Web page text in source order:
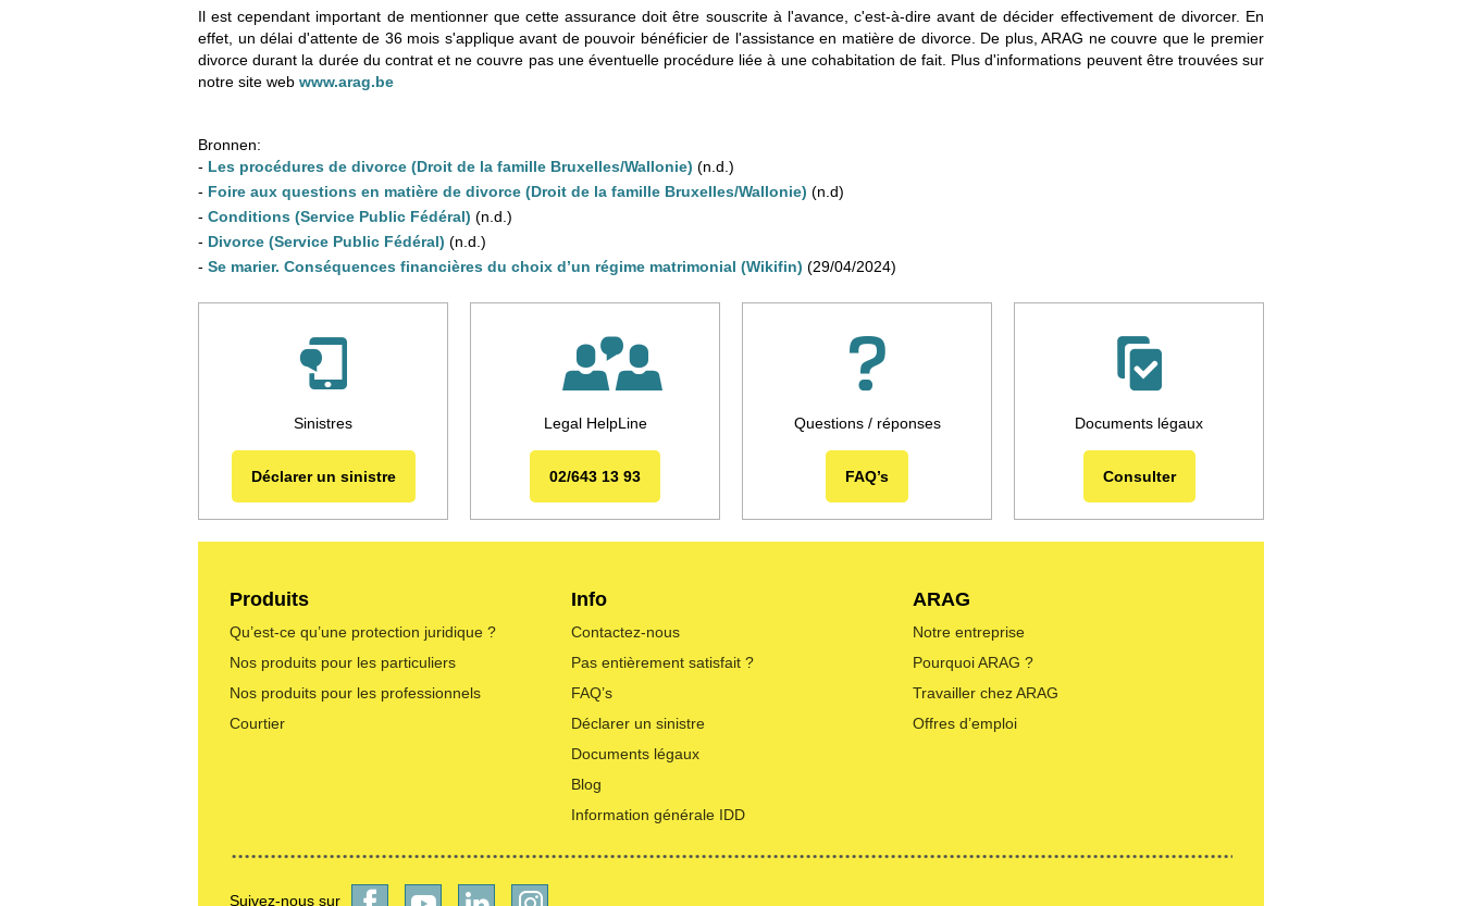
Il est cependant important de mentionner que cette assurance doit être souscrite à l'avance, c'est-à-dire avant de décider effectivement de divorcer. En
effet, un délai d'attente de 36 mois s'applique avant de pouvoir bénéficier de l'assistance en matière de divorce. De plus, ARAG ne couvre que le premier
divorce durant la durée du contrat et ne couvre pas une éventuelle procédure liée à une cohabitation de fait. Plus d'informations peuvent être trouvées sur
notre site web www.arag.be
Bronnen:
- Les procédures de divorce (Droit de la famille Bruxelles/Wallonie) (n.d.)
- Foire aux questions en matière de divorce (Droit de la famille Bruxelles/Wallonie) (n.d)
- Conditions (Service Public Fédéral) (n.d.)
- Divorce (Service Public Fédéral) (n.d.)
- Se marier. Conséquences financières du choix d’un régime matrimonial (Wikifin) (29/04/2024)
Sinistres
Déclarer un sinistre
Legal HelpLine
02/643 13 93
Questions / réponses
FAQ’s
Documents légaux
Consulter
Produits
Qu’est-ce qu’une protection juridique ?
Nos produits pour les particuliers
Nos produits pour les professionnels
Courtier
Info
Contactez-nous
Pas entièrement satisfait ?
FAQ’s
Déclarer un sinistre
Documents légaux
Blog
Information générale IDD
ARAG
Notre entreprise
Pourquoi ARAG ?
Travailler chez ARAG
Offres d’emploi
Suivez-nous sur